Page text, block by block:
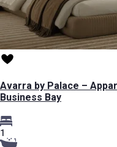
Avarra by Palace –
Business Bay
1